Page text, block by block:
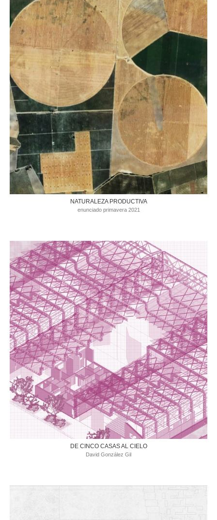
NATURALEZA PRODUCTIVA
enunciado primavera 2021
DE CINCO CASAS AL CIELO
David González Gil